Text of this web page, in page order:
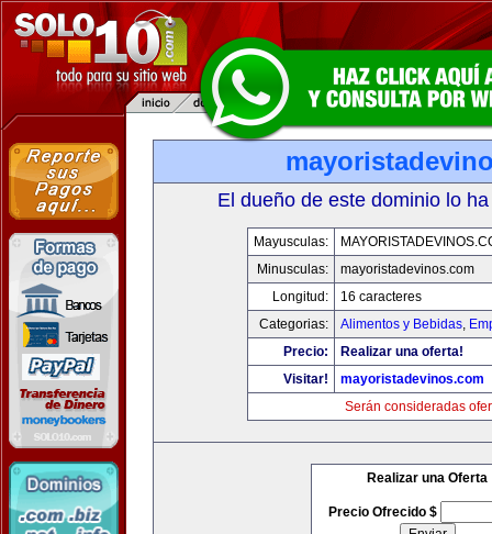
El dueño de este dominio lo
Mayusculas:
Minusculas:
mayoristadevinos.com
Longitud:
16 caracteres
Categorias:
Alimentos y Bebidas,
Precio:
Realizar una oferta!
Visitar!
mayoristadevinos.com
Serán consideradas
Realizar una Oferta
Precio Ofrecido $